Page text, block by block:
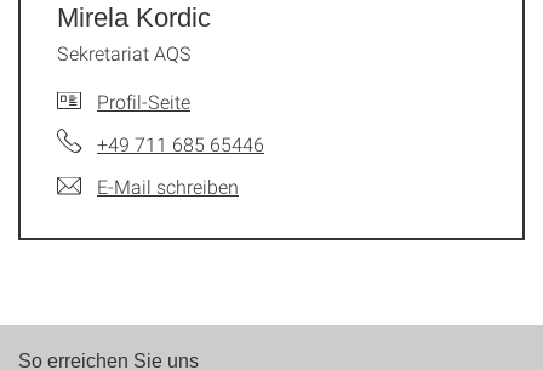
Mirela Kordic
Sekretariat AQS
Profil-Seite
+49 711 685 65446
E-Mail schreiben
So erreichen Sie uns